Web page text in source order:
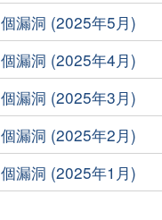
漏洞 (2025年5月)
漏洞 (2025年4月)
漏洞 (2025年3月)
漏洞 (2025年2月)
漏洞 (2025年1月)